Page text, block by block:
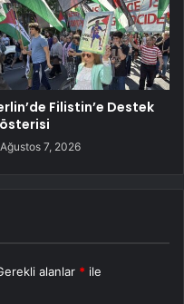
Filistin’e Destek
Ağustos 7, 2026
alanlar * ile